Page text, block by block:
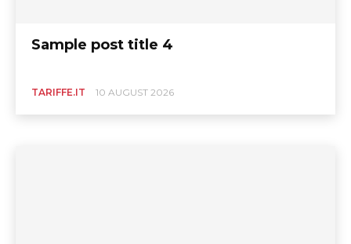
Sample post title 4
TARIFFE.IT 10 AUGUST 2026